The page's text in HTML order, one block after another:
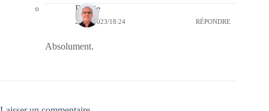
Bernie
27/07/2023/18:24 RÉPONDRE
Absolument.